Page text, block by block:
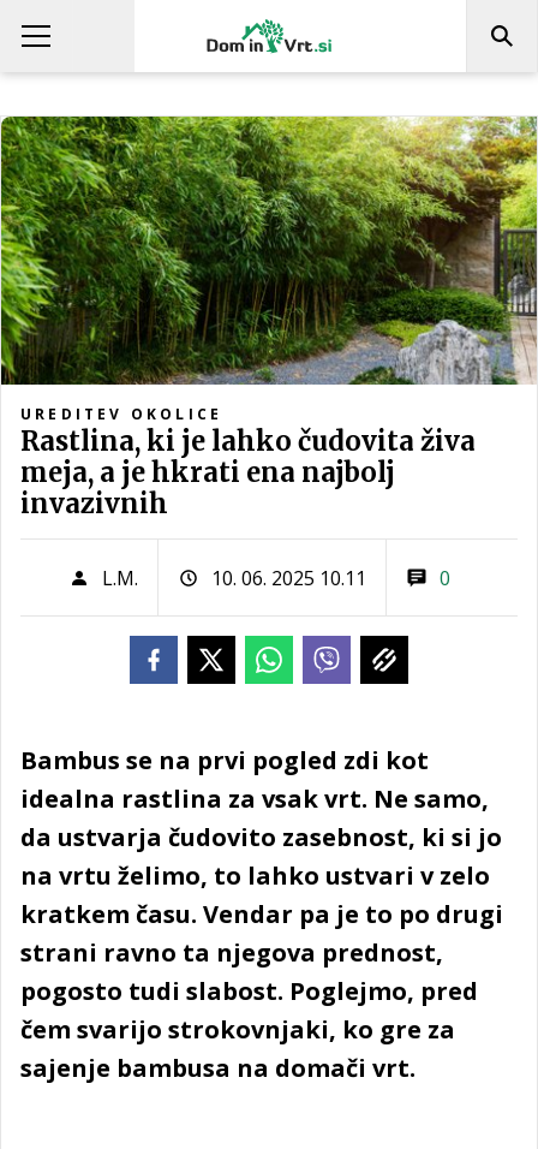
UREDITEV OKOLICE
Rastlina, ki je lahko čudovita živa
meja, a je hkrati ena najbolj
invazivnih
L.M. 10. 06. 2025 10.11 0
Bambus se na prvi pogled zdi kot
idealna rastlina za vsak vrt. Ne samo,
da ustvarja čudovito zasebnost, ki si jo
na vrtu želimo, to lahko ustvari v zelo
kratkem času. Vendar pa je to po drugi
strani ravno ta njegova prednost,
pogosto tudi slabost. Poglejmo, pred
čem svarijo strokovnjaki, ko gre za
sajenje bambusa na domači vrt.